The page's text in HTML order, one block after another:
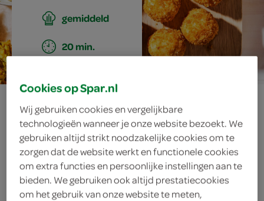
gemiddeld
20 min.
gefrituurde
rijstballetjes met
notenvulling
Cookies op Spar.nl
Wij gebruiken cookies en vergelijkbare
technologieën wanneer je onze website bezoekt. We
gebruiken altijd strikt noodzakelijke cookies om te
zorgen dat de website werkt en functionele cookies
om extra functies en persoonlijke instellingen aan te
bieden. We gebruiken ook altijd prestatiecookies
om het gebruik van onze website te meten,